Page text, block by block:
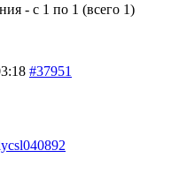
- с 1 по 1 (всего 1)
#37951